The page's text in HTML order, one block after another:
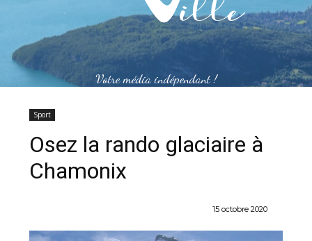
Votre média indépendant !
Sport
Osez la rando glaciaire à
Chamonix
15 octobre 2020